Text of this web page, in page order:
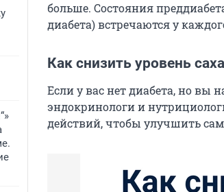
больше. Состояния
диабета) встречаются у
Как снизить уровень
Если у вас нет диабета, но вы
эндокринологи и
действий, чтобы улучшить